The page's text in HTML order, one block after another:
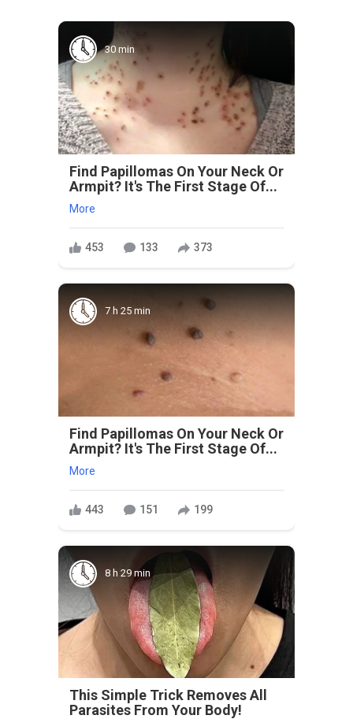
30 min
Find Papillomas On Your Neck Or
Armpit? It's The First Stage Of...
More
453 133 373
7 h 25 min
Find Papillomas On Your Neck Or
Armpit? It's The First Stage Of...
More
443 151 199
8 h 29 min
This Simple Trick Removes All
Parasites From Your Body!